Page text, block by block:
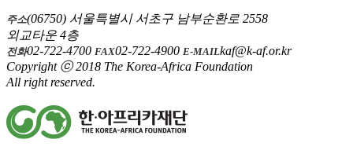
주소(06750) 서울특별시 서초구 남부순환로 2558
외교타운 4층
전화02-722-4700 FAX02-722-4900 E-MAILkaf@k-af.or.kr
Copyright ⓒ 2018 The Korea-Africa Foundation
All right reserved.